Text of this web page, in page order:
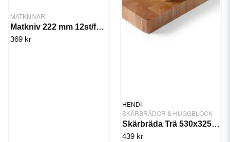
MATKNIVAR
Matkniv 222 mm 12st/fp. Manhattan
369 kr
HENDI
SKÄRBRÄDOR & HUGGBLOCK
Skärbräda Trä 530x325x45 mm
439 kr